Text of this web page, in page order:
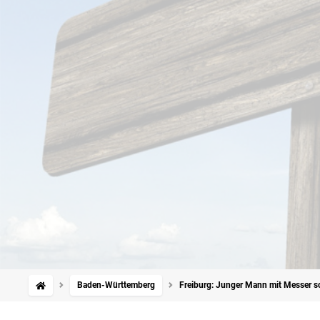
Baden-Württemberg Freiburg: Junger Mann mit Messer